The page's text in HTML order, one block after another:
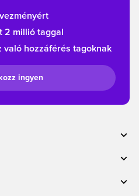
2 millió taggal
való hozzáférés tagoknak
ingyen